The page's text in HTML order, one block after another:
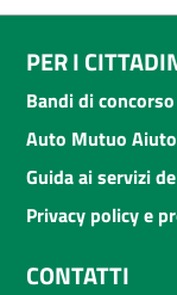
PER I
Bandi di concorso
Auto Mutuo Aiuto
Guida ai servizi
Privacy policy e
CONTATTI